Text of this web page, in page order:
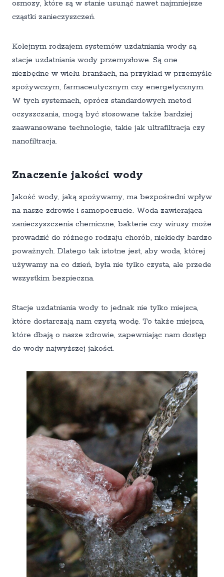
osmozy, które są w stanie usunąć nawet najmniejsze
cząstki zanieczyszczeń.
Kolejnym rodzajem systemów uzdatniania wody są
stacje uzdatniania wody przemysłowe. Są one
niezbędne w wielu branżach, na przykład w przemyśle
spożywczym, farmaceutycznym czy energetycznym.
W tych systemach, oprócz standardowych metod
oczyszczania, mogą być stosowane także bardziej
zaawansowane technologie, takie jak ultrafiltracja czy
nanofiltracja.
Znaczenie jakości wody
Jakość wody, jaką spożywamy, ma bezpośredni wpływ
na nasze zdrowie i samopoczucie. Woda zawierająca
zanieczyszczenia chemiczne, bakterie czy wirusy może
prowadzić do różnego rodzaju chorób, niekiedy bardzo
poważnych. Dlatego tak istotne jest, aby woda, której
używamy na co dzień, była nie tylko czysta, ale przede
wszystkim bezpieczna.
Stacje uzdatniania wody to jednak nie tylko miejsca,
które dostarczają nam czystą wodę. To także miejsca,
które dbają o nasze zdrowie, zapewniając nam dostęp
do wody najwyższej jakości.